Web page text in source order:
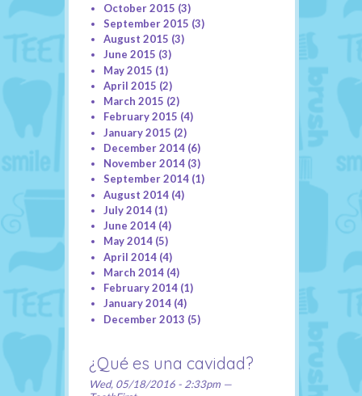
October 2015 (3)
September 2015 (3)
August 2015 (3)
June 2015 (3)
May 2015 (1)
April 2015 (2)
March 2015 (2)
February 2015 (4)
January 2015 (2)
December 2014(6)
November 2014(3)
September 2014(1)
August 2014(4)
July 2014(1)
June 2014(4)
May 2014(5)
April 2014(4)
March 2014(4)
February 2014(1)
January 2014(4)
December 2013 (5)
¿Qué es una cavidad?
Wed, 05/18/2016 - 2:33pm —